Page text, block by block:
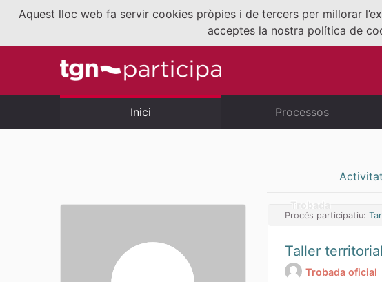
Aquest lloc web fa servir cookies pròpies i de tercers per millorar
acceptes la nostra política de
Inici Processos
Activitat
Procés participatiu:
Taller
Trobada oficial